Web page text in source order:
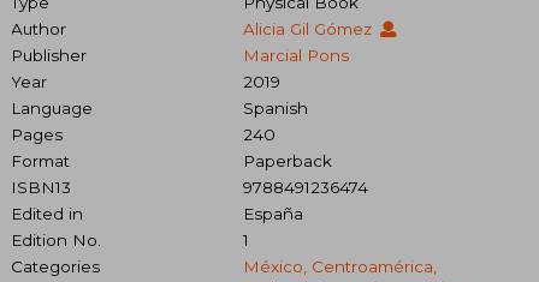
Author
Alicia Gil Gómez
Publisher
Marcial Pons
Year
2019
Language
Spanish
Pages
240
Format
Paperback
ISBN13
9788491236474
Edited in
España
Edition No.
1
Categories
México, Centroamérica,